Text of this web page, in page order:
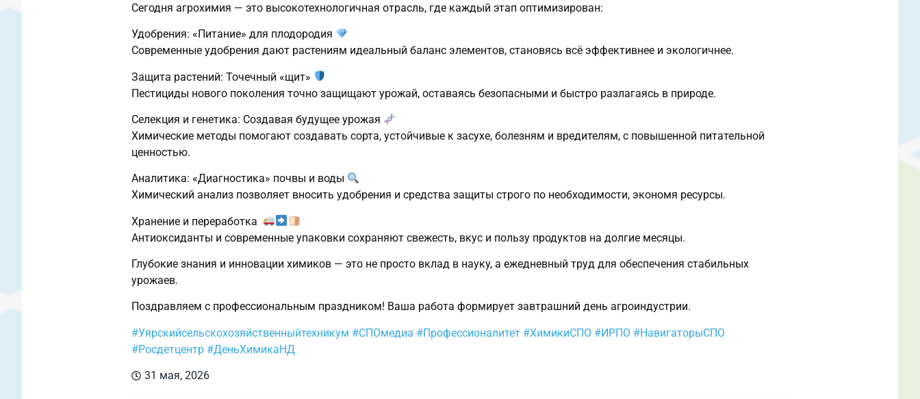
Сегодня агрохимия — это высокотехнологичная отрасль, где каждый этап оптимизирован:
Удобрения: «Питание» для плодородия
Современные удобрения дают растениям идеальный баланс элементов, становясь всё эффективнее и экологичнее.
Защита растений: Точечный «щит»
Пестициды нового поколения точно защищают урожай, оставаясь безопасными и быстро разлагаясь в природе.
Селекция и генетика: Создавая будущее урожая
Химические методы помогают создавать сорта, устойчивые к засухе, болезням и вредителям, с повышенной питательной
ценностью.
Аналитика: «Диагностика» почвы и воды
Химический анализ позволяет вносить удобрения и средства защиты строго по необходимости, экономя ресурсы.
Хранение и переработка
Антиоксиданты и современные упаковки сохраняют свежесть, вкус и пользу продуктов на долгие месяцы.
Глубокие знания и инновации химиков — это не просто вклад в науку, а ежедневный труд для обеспечения стабильных
урожаев.
Поздравляем с профессиональным праздником! Ваша работа формирует завтрашний день агроиндустрии.
#Уярскийсельскохозяйственныйтехникум #СПОмедиа #Профессионалитет #ХимикиСПО #ИРПО #НавигаторыСПО
#Росдетцентр #ДеньХимикаНД
31 мая, 2026